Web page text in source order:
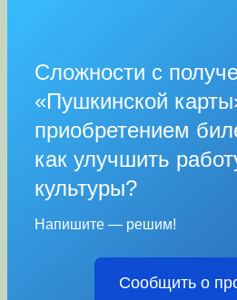
Сложности с
«Пушкинской
приобретением
как улучшить
культуры?
Напишите — решим!
Сообщить о